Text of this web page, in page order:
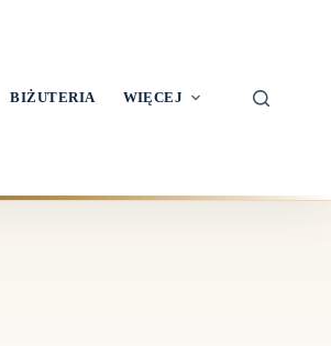
BIŻUTERIA WIĘCEJ